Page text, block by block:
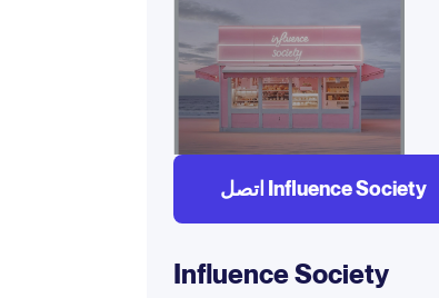
اتصل Influence Society
Influence Society